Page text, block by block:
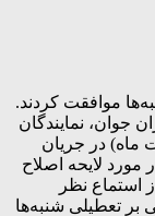
موافقت کردند.
جوان، نمایندگان
۲۶ اردیبهشت ماه) در جریان
لایحه اصلاح
استماع نظر
بر تعطیلی شنبه‌ها